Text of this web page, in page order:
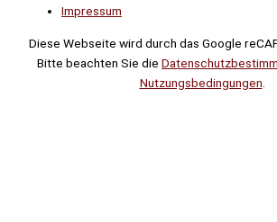
Impressum
Diese Webseite wird durch das Google
Bitte beachten Sie die
Nutzungsbedingungen